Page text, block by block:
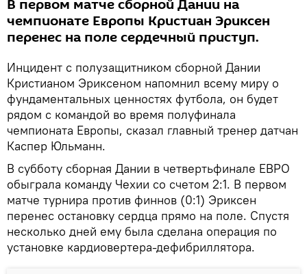
В первом матче сборной Дании на
чемпионате Европы Кристиан Эриксен
перенес на поле сердечный приступ.
Инцидент с полузащитником сборной Дании
Кристианом Эриксеном напомнил всему миру о
фундаментальных ценностях футбола, он будет
рядом с командой во время полуфинала
чемпионата Европы, сказал главный тренер датчан
Каспер Юльманн.
В субботу сборная Дании в четвертьфинале ЕВРО
обыграла команду Чехии со счетом 2:1. В первом
матче турнира против финнов (0:1) Эриксен
перенес остановку сердца прямо на поле. Спустя
несколько дней ему была сделана операция по
установке кардиовертера-дефибриллятора.